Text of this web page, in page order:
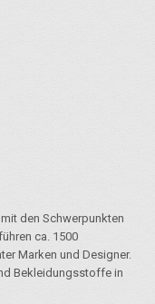
den Schwerpunkten
ca. 1500
Marken und Designer.
Bekleidungsstoffe in